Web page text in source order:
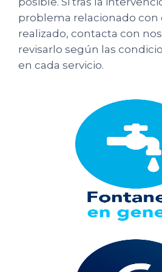
problema relacionado con
realizado, contacta con
revisarlo según las
en cada servicio.